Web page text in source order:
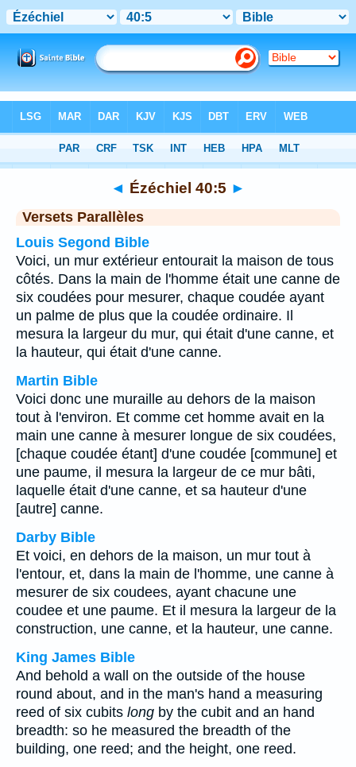
Chapitre 40> Verset 5
◄ Ézéchiel 40:5 ►
Versets Parallèles
Louis Segond Bible
Voici, un mur extérieur entourait la maison de tous
côtés. Dans la main de l'homme était une canne de
six coudées pour mesurer, chaque coudée ayant
un palme de plus que la coudée ordinaire. Il
mesura la largeur du mur, qui était d'une canne, et
la hauteur, qui était d'une canne.
Martin Bible
Voici donc une muraille au dehors de la maison
tout à l'environ. Et comme cet homme avait en la
main une canne à mesurer longue de six coudées,
[chaque coudée étant] d'une coudée [commune] et
une paume, il mesura la largeur de ce mur bâti,
laquelle était d'une canne, et sa hauteur d'une
[autre] canne.
Darby Bible
Et voici, en dehors de la maison, un mur tout à
l'entour, et, dans la main de l'homme, une canne à
mesurer de six coudees, ayant chacune une
coudee et une paume. Et il mesura la largeur de la
construction, une canne, et la hauteur, une canne.
King James Bible
And behold a wall on the outside of the house
round about, and in the man's hand a measuring
reed of six cubits long by the cubit and an hand
breadth: so he measured the breadth of the
building, one reed; and the height, one reed.